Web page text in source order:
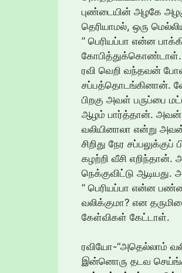
புண்டையின் அழகே
தெரியாமல், ஒரு
” பெரியப்பா என்ன
கோபித்துக்கொண்டாள்.
ரவி வெறி வந்தவன் போல
சப்பத்தொடங்கினான்.
பிறகு அவள் பருப்பை
ஆழம் பார்த்தான். அவன்
வலியினாலா என்று
சிறிது நேர
கழற்றி வீசி எறிந்தான்.
நெக்குவிட்டு
” பெரியப்பா என்ன
வலிக்குமா? என
கேள்விகள் கேட்டாள்.
ரவியோ-“அதெல்லாம்
இன்னொரு தடவ செய்ங்க